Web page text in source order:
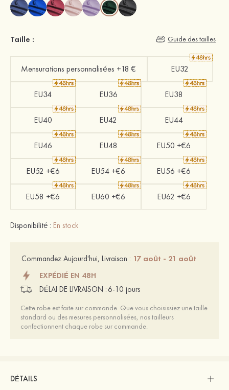
Taille : Guide des tailles
Mensurations personnalisées +18 € EU32
EU34 EU36 EU38
EU40 EU42 EU44
EU46 EU48 EU50 +€6
EU52 +€6 EU54 +€6 EU56 +€6
EU58 +€6 EU60 +€6 EU62 +€6
Disponibilité : En stock
Commandez Aujourd'hui, Livraison : 17 août - 21 août
EXPÉDIÉ EN 48H
DÉLAI DE LIVRAISON : 6-10 jours
Cette robe est faite sur commande. Que vous choisissiez une taille
standard ou des mesures personnalisées, nos tailleurs
confectionnent chaque robe sur commande.
DÉTAILS